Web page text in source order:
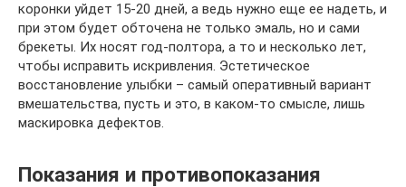
коронки уйдет 15-20 дней, а ведь нужно еще ее надеть, и
при этом будет обточена не только эмаль, но и сами
брекеты. Их носят год-полтора, а то и несколько лет,
чтобы исправить искривления. Эстетическое
восстановление улыбки – самый оперативный вариант
вмешательства, пусть и это, в каком-то смысле, лишь
маскировка дефектов.
Показания и противопоказания